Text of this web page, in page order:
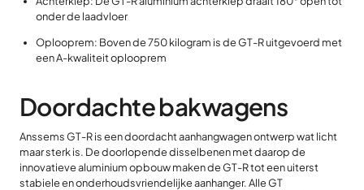
onder de laadvloer
Oplooprem: Boven de 750 kilogram is de GT-R uitgevoerd met
een A-kwaliteit oplooprem
Doordachte bakwagens
Anssems GT-R is een doordacht aanhangwagen ontwerp wat licht
maar sterk is. De doorlopende disselbenen met daarop de
innovatieve aluminium opbouw maken de GT-R tot een uiterst
stabiele en onderhoudsvriendelijke aanhanger. Alle GT